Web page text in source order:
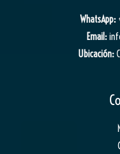
WhatsApp:
Email:
Ubicación: